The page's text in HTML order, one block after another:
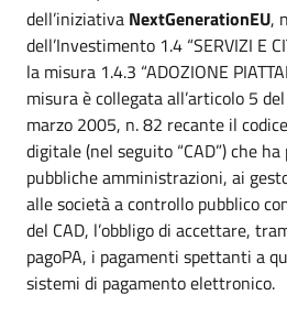
dell’iniziativa NextGenerationEU,
dell’Investimento 1.4 “SERVIZI E
la misura 1.4.3 “ADOZIONE
misura è collegata all’articolo 5
marzo 2005, n. 82 recante il
digitale (nel seguito “CAD”) che
pubbliche amministrazioni, ai
alle società a controllo pubblico
del CAD, l’obbligo di accettare,
pagoPA, i pagamenti spettanti a
sistemi di pagamento elettronico.